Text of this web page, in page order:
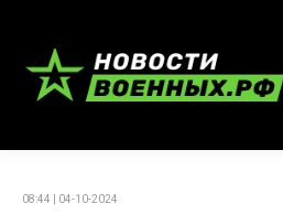
08:44 | 04-10-2024